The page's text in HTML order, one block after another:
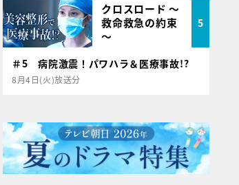
クロスロード ～
救命救急の約束
～
5
＃5 病院激震！パワハラ＆医療事故!?
8月4日(火)放送分